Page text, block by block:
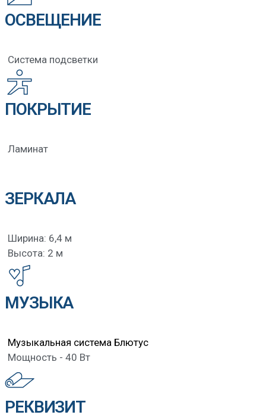
ОСВЕЩЕНИЕ
Система подсветки
ПОКРЫТИЕ
Ламинат
ЗЕРКАЛА
Ширина: 6,4 м
Высота: 2 м
МУЗЫКА
Музыкальная система Блютус
Мощность - 40 Вт
РЕКВИЗИТ